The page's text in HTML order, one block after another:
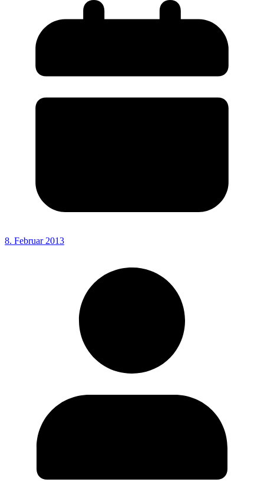
8. Februar 2013